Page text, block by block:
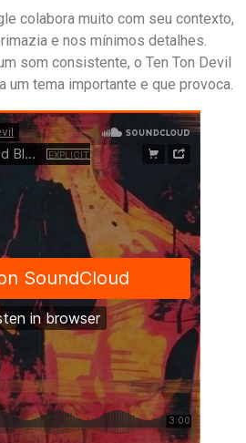
colabora muito com seu contexto,
e nos mínimos detalhes.
som consistente, o Ten Ton Devil
um tema importante e que provoca.